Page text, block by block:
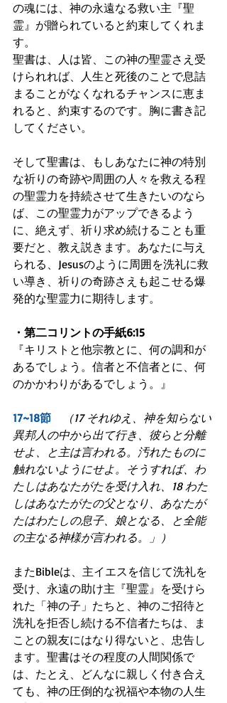
の魂には、神の永遠なる救い主『聖
霊』が贈られていると約束してくれま
す。
聖書は、人は皆、この神の聖霊さえ受
けられれば、人生と死後のことで息詰
まることがなくなれるチャンスに恵ま
れると、約束するのです。胸に書き記
してください。
そして聖書は、もしあなたに神の特別
な祈りの奇跡や周囲の人々を救える程
の聖霊力を持続させて生きたいのなら
ば、この聖霊力がアップできるよう
に、絶えず、祈り求め続けることも重
要だと、教え説きます。あなたに与え
られる、Jesusのように周囲を洗礼に救
い導き、祈りの奇跡さえも起こせる爆
発的な聖霊力に期待します。
・第二コリントの手紙6:15
『キリストと他宗教とに、何の調和が
あるでしょう。信者と不信者とに、何
のかかわりがあるでしょう。』
17~18節
（17 それゆえ、神を知らない
異邦人の中から出て行き、彼らと分離
せよ、と主は言われる。汚れたものに
触れないようにせよ。そうすれば、わ
たしはあなたがたを受け入れ、18 わた
しはあなたがたの父となり、あなたが
たはわたしの息子、娘となる、と全能
の主なる神様が言われる。」）
またBibleは、主イエスを信じて洗礼を
受け、永遠の助け主『聖霊』を受けら
れた「神の子」たちと、神のご招待と
洗礼を拒否し続ける不信者たちは、ま
ことの親友にはなり得ないと、忠告し
ます。聖書はその程度の人間関係で
は、たとえ、どんなに親しく付き合え
ても、神の圧倒的な祝福や本物の人生